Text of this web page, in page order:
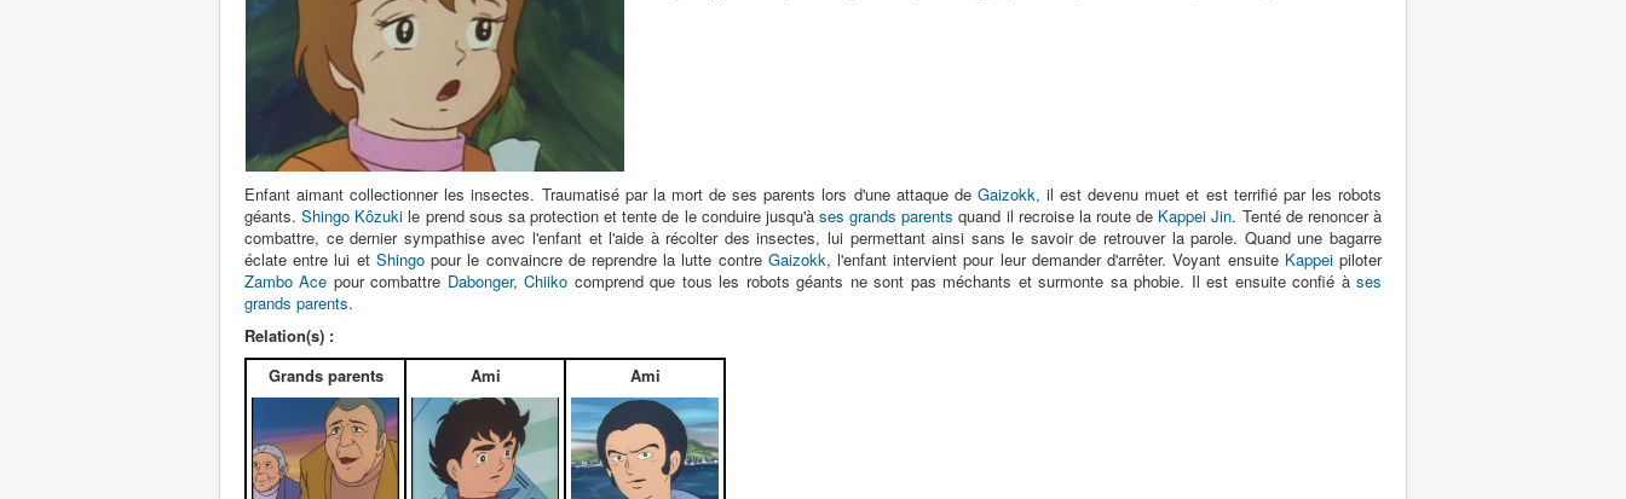
Enfant aimant collectionner les insectes. Traumatisé par la mort de ses parents lors d'une attaque de Gaizokk, il est devenu muet et est terrifié par les robots
géants.Shingo Kôzuki le prend sous sa protection et tente de le conduire jusqu'àses grands parents quand il recroise la route de Kappei Jin. Tenté de renoncer à
combattre, ce dernier sympathise avec l'enfant et l'aide à récolter des insectes, lui permettant ainsi sans le savoir de retrouver la parole. Quand une bagarre
éclate entre lui et Shingopour le convaincre de reprendre la lutte contre Gaizokk, l'enfant intervient pour leur demander d'arrêter. Voyant ensuite Kappeipiloter
Zambo Ace pour combattre Dabonger,Chiiko comprend que tous les robots géants ne sont pas méchants et surmonte sa phobie. Il est ensuite confié àses
grands parents.
Relation(s) :
Grands parents
Ami Ami